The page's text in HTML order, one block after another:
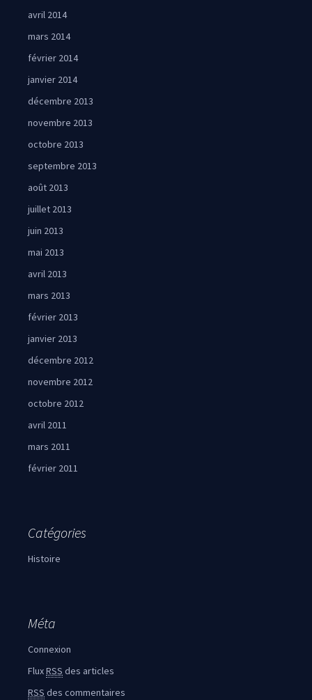
avril 2014
mars 2014
février 2014
janvier 2014
décembre 2013
novembre 2013
octobre 2013
septembre 2013
août 2013
juillet 2013
juin 2013
mai 2013
avril 2013
mars 2013
février 2013
janvier 2013
décembre 2012
novembre 2012
octobre 2012
avril 2011
mars 2011
février 2011
Catégories
Histoire
Méta
Connexion
FluxRSS des articles
RSS des commentaires